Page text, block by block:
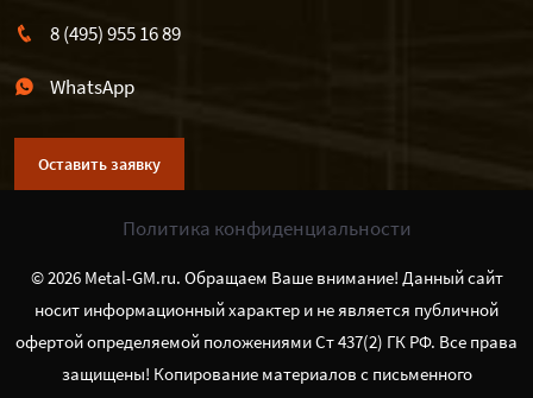
8 (495) 955 16 89
WhatsApp
Оставить заявку
Политика конфиденциальности
© 2026 Metal-GM.ru. Обращаем Ваше внимание! Данный сайт
носит информационный характер и не является публичной
офертой определяемой положениями Ст 437(2) ГК РФ. Все права
защищены! Копирование материалов с письменного